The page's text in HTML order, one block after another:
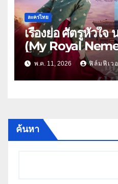
ละครไทย
เรื่องย่อ ศัตรูหัวใจ
(My Royal
โชซอนสวมร่างดาร
ฟาดกลางกองถ่าย
พ.ค. 11, 2026 ฟิล์มฟีเว
ค้นหา